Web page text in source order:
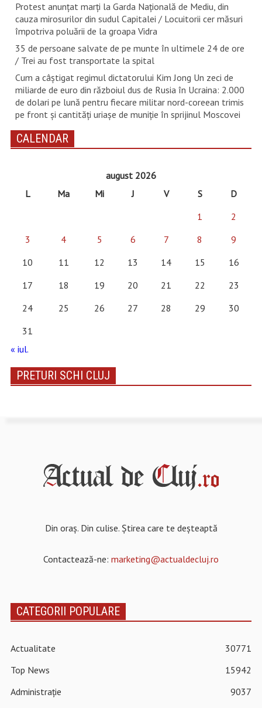
Protest anunțat marți la Garda Națională de Mediu, din
cauza mirosurilor din sudul Capitalei / Locuitorii cer măsuri
împotriva poluării de la groapa Vidra
35 de persoane salvate de pe munte în ultimele 24 de ore
/ Trei au fost transportate la spital
Cum a câștigat regimul dictatorului Kim Jong Un zeci de
miliarde de euro din războiul dus de Rusia în Ucraina: 2.000
de dolari pe lună pentru fiecare militar nord-coreean trimis
pe front și cantități uriașe de muniție în sprijinul Moscovei
CALENDAR
august 2026
L
Ma Mi J V S
D
1
2
3
4 5 6 7 8
9
10
11 12 13 14 15
16
17
18 19 20 21 22
23
24
25 26 27 28 29
30
31
« iul.
PRETURI SCHI CLUJ
Din oraș. Din culise. Știrea care te deșteaptă
Contactează-ne: marketing@actualdecluj.ro
CATEGORII POPULARE
Actualitate
30771
Top News
15942
Administrație
9037